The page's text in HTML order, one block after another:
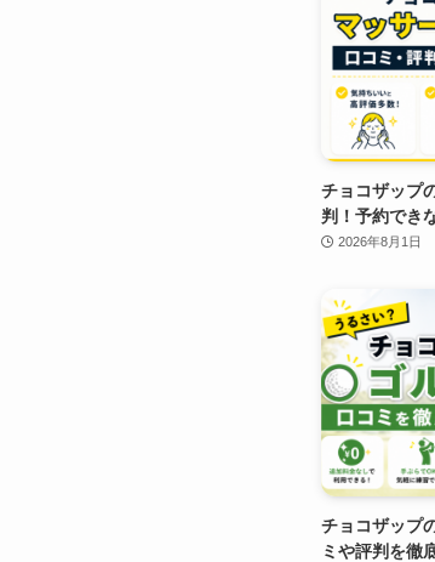
チョコザップ
判！予約でき
2026年8月1日
チョコザップ
ミや評判を徹